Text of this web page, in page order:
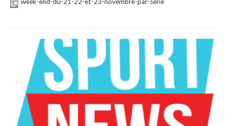
week-end-du-21-22-et-23-novembre-par-serie